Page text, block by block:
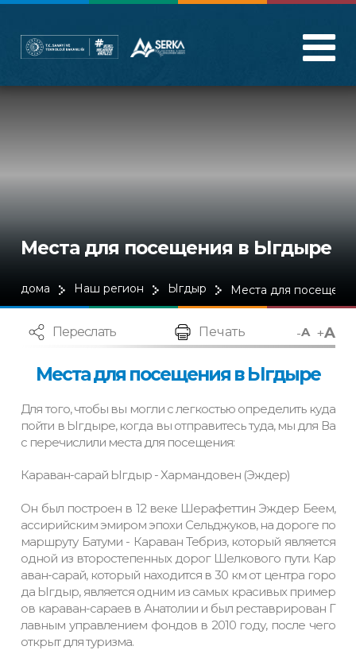
Места для посещения в Ыгдыре
дома Наш регион Ыгдыр Места для
Места для посещения в Ыгдыре
Переслать Печать -A +A
Для того, чтобы вы могли с легкостью определить куда
пойти в Ыгдыре, когда вы отправитесь туда, мы для Ва
с перечислили места для посещения:
Караван-сарай Ыгдыр - Хармандовен (Эждер)
Он был построен в 12 веке Шерафеттин Эждер Беем,
ассирийским эмиром эпохи Сельджуков, на дороге по
маршруту Батуми - Караван Тебриз, который является
одной из второстепенных дорог Шелкового пути. Кар
аван-сарай, который находится в 30 км от центра горо
да Ыгдыр, является одним из самых красивых пример
ов караван-сараев в Анатолии и был реставрирован Г
лавным управлением фондов в 2010 году, после чего
открыт для туризма.